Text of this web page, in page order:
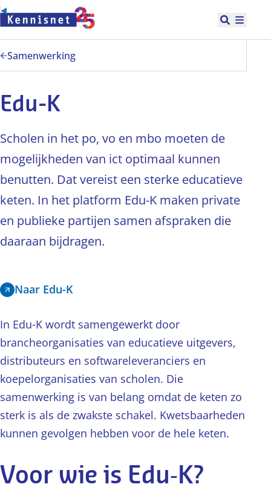
Doorgaan naar hoofdinhoud
Open
Samenwerking
Edu-K
Scholen in het po, vo en mbo moeten de
mogelijkheden van ict optimaal kunnen
benutten. Dat vereist een sterke educatieve
keten. In het platform Edu‑K maken private
en publieke partijen samen afspraken die
daaraan bijdragen.
Naar Edu-K
In Edu‑K wordt samengewerkt door
brancheorganisaties van educatieve uitgevers,
distributeurs en softwareleveranciers en
koepelorganisaties van scholen. Die
samenwerking is van belang omdat de keten zo
sterk is als de zwakste schakel. Kwetsbaarheden
kunnen gevolgen hebben voor de hele keten.
Voor wie is Edu‑K?